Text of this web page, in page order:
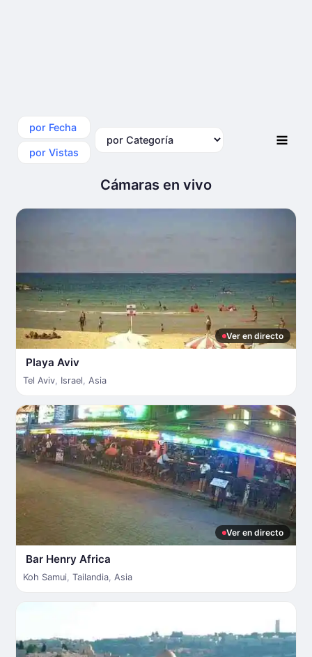
por Fecha
por Vistas
Cámaras en vivo
Ver en directo
Playa Aviv
Tel Aviv, Israel, Asia
Ver en directo
Bar Henry Africa
Koh Samui, Tailandia, Asia